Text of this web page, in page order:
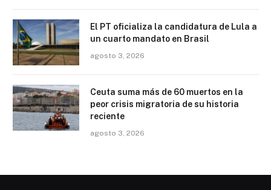
El PT oficializa la candidatura de Lula a
un cuarto mandato en Brasil
agosto 3, 2026
Ceuta suma más de 60 muertos en la
peor crisis migratoria de su historia
reciente
agosto 3, 2026